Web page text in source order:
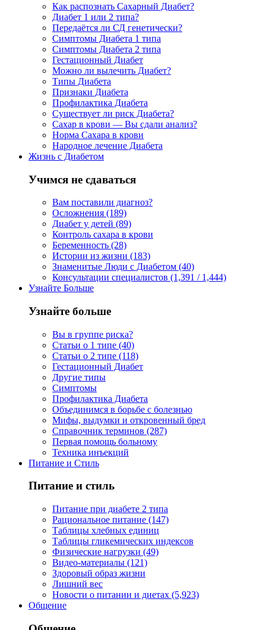
Как распознать Сахарный Диабет?
Диабет 1 или 2 типа?
Передаётся ли СД генетически?
Симптомы Диабета 1 типа
Симптомы Диабета 2 типа
Гестационный Диабет
Можно ли вылечить Диабет?
Типы Диабета
Признаки Диабета
Профилактика Диабета
Существует ли риск Диабета?
Сахар в крови — Вы сдали анализ?
Норма Сахара в крови
Народное лечение Диабета
Жизнь с Диабетом
Учимся не сдаваться
Вам поставили диагноз?
Осложнения (189)
Диабет у детей (89)
Контроль сахара в крови
Беременность (28)
Истории из жизни (183)
Знаменитые Люди с Диабетом (40)
Консультации специалистов (1,391 / 1,444)
Узнайте Больше
Узнайте больше
Вы в группе риска?
Статьи о 1 типе (40)
Статьи о 2 типе (118)
Гестационный Диабет
Другие типы
Симптомы
Профилактика Диабета
Объединимся в борьбе с болезнью
Мифы, выдумки и откровенный бред
Справочник терминов (287)
Первая помощь больному
Техника инъекций
Питание и Стиль
Питание и стиль
Питание при диабете 2 типа
Рациональное питание (147)
Таблицы хлебных единиц
Таблицы гликемических индексов
Физические нагрузки (49)
Видео-материалы (121)
Здоровый образ жизни
Лишний вес
Новости о питании и диетах (5,923)
Общение